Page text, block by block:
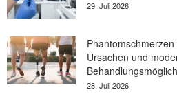
29. Juli 2026
Ursachen und
28. Juli 2026